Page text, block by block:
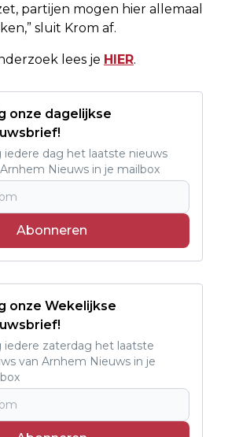
partijen mogen hier allemaal
sluit Krom af.
lees je HIER.
onze dagelijkse
iedere dag het laatste nieuws
Nieuws in je mailbox
Abonneren
onze Wekelijkse
iedere zaterdag het laatste
van Arnhem Nieuws in je